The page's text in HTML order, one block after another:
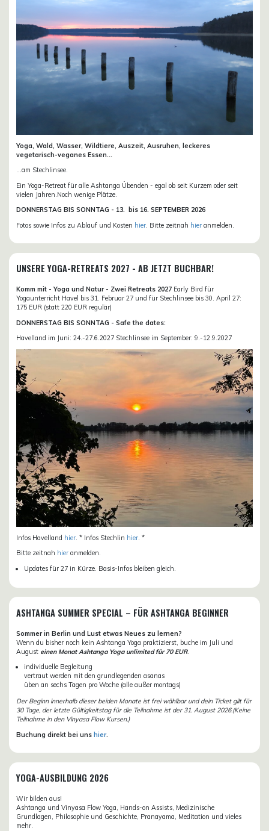
Yoga, Wald, Wasser, Wildtiere, Auszeit, Ausruhen, leckeres
vegetarisch-veganes Essen...
...am Stechlinsee.
Ein Yoga-Retreat für alle Ashtanga Übenden - egal ob seit Kurzem oder seit
vielen Jahren.Noch wenige Plätze.
DONNERSTAG BIS SONNTAG - 13. bis 16. SEPTEMBER 2026
Fotos sowie Infos zu Ablauf und Kosten hier . Bitte zeitnah hier anmelden.
UNSERE YOGA-RETREATS 2027 - AB JETZT BUCHBAR!
Komm mit - Yoga und Natur - Zwei Retreats 2027 Early Bird für
Yogaunterricht Havel bis 31. Februar 27 und für Stechlinsee bis 30. April 27:
175 EUR (statt 220 EUR regulär)
DONNERSTAG BIS SONNTAG - Safe the dates:
Havelland im Juni: 24.-27.6.2027 Stechlinsee im September: 9.-12.9.2027
Infos Havelland hier . * Infos Stechlin hier . *
Bitte zeitnah hier anmelden.
Updates für 27 in Kürze. Basis-Infos bleiben gleich.
ASHTANGA SUMMER SPECIAL – FÜR ASHTANGA BEGINNER
Sommer in Berlin und Lust etwas Neues zu lernen?
Wenn du bisher noch kein Ashtanga Yoga praktizierst, buche im Juli und
August einen Monat Ashtanga Yoga unlimited für 70 EUR.
individuelle Begleitung
vertraut werden mit den grundlegenden asanas
üben an sechs Tagen pro Woche (alle außer montags)
Der Beginn innerhalb dieser beiden Monate ist frei wählbar und dein Ticket gilt für
30 Tage, der letzte Gültigkeitstag für die Teilnahme ist der 31. August 2026.(Keine
Teilnahme in den Vinyasa Flow Kursen.)
Buchung direkt bei uns hier.
YOGA-AUSBILDUNG 2026
Wir bilden aus!
Ashtanga und Vinyasa Flow Yoga, Hands-on Assists, Medizinische
Grundlagen, Philosophie und Geschichte, Pranayama, Meditation und vieles
mehr.